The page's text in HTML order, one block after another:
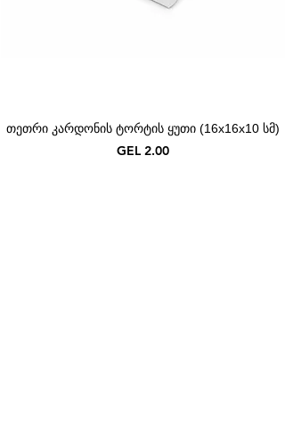
თეთრი კარდონის ტორტის ყუთი (16x16x10 სმ)
Price
GEL 2.00